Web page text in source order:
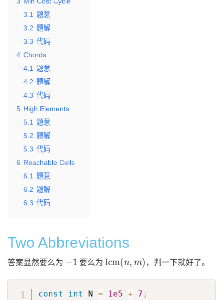
3.1 题意
3.2 题解
3.3 代码
4 Chords
4.1 题意
4.2 题解
4.3 代码
5 High Elements
5.1 题意
5.2 题解
5.3 代码
6 Reachable Cells
6.1 题意
6.2 题解
6.3 代码
Two Abbreviations
答案显然要么为
1
要么为
lcm (
，判一下就好了。
const int N = 1e5 + 7 ;